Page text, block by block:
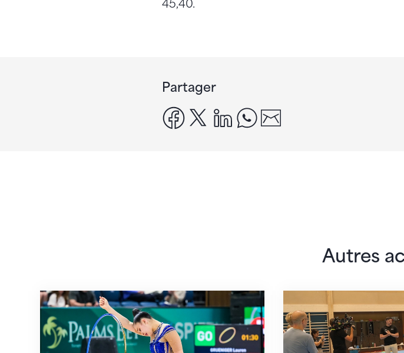
45,40.
Partager
facebook
x linkedinwhatsapp
Autres
Prochaine étape : les Championnats du mondeEn route pour